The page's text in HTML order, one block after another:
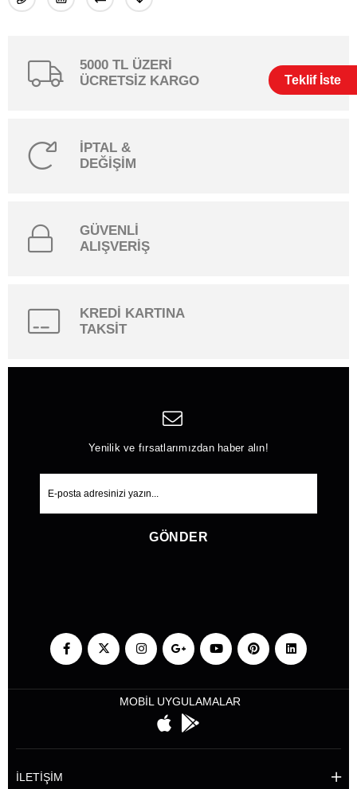
Teklif İste
5000 TL ÜZERİ
ÜCRETSİZ KARGO
İPTAL &
DEĞİŞİM
GÜVENLİ
ALIŞVERİŞ
KREDİ KARTINA
TAKSİT
Yenilik ve fırsatlarımızdan haber alın!
GÖNDER
MOBİL UYGULAMALAR
İLETİŞİM